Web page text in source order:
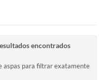
encontrados
aspas para filtrar exatamente